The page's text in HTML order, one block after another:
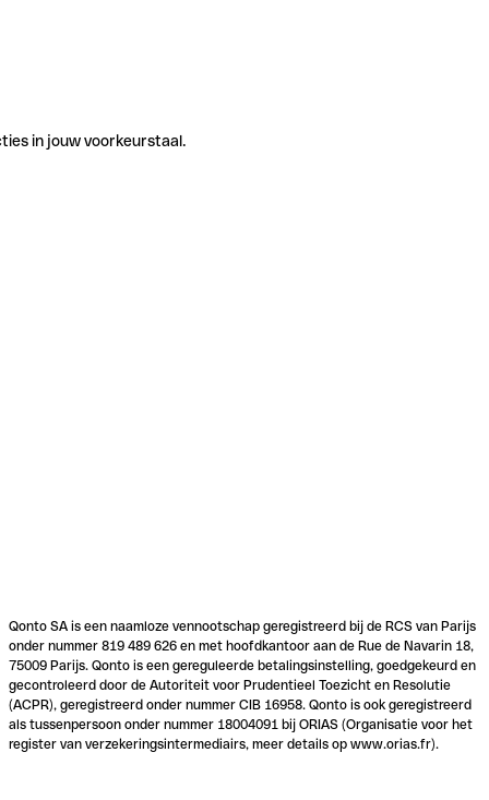
in jouw voorkeurstaal.
Qonto SA is een naamloze vennootschap geregistreerd bij de RCS van Parijs
onder nummer 819 489 626 en met hoofdkantoor aan de Rue de Navarin 18,
75009 Parijs. Qonto is een gereguleerde betalingsinstelling, goedgekeurd en
gecontroleerd door de Autoriteit voor Prudentieel Toezicht en Resolutie
(ACPR), geregistreerd onder nummer CIB 16958. Qonto is ook geregistreerd
als tussenpersoon onder nummer 18004091 bij ORIAS (Organisatie voor het
register van verzekeringsintermediairs, meer details op www.orias.fr).